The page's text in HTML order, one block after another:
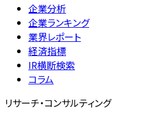
企業分析
企業ランキング
業界レポート
経済指標
IR横断検索
コラム
リサーチ・コンサルティング